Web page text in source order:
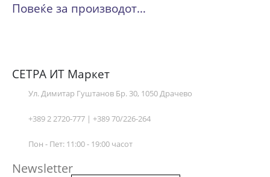
Повеќе за производот…
СЕТРА ИТ Маркет
Ул. Димитар Гуштанов Бр. 30, 1050 Драчево
+389 2 2720-777 | +389 70/226-264
Пон - Пет: 11:00 - 19:00 часот
Newsletter